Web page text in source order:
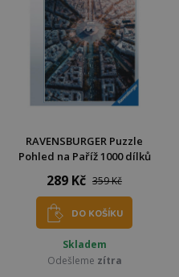
RAVENSBURGER Puzzle
Pohled na Paříž 1000 dílků
289 Kč 359 Kč
DO KOŠÍKU
Skladem
Odešleme zítra